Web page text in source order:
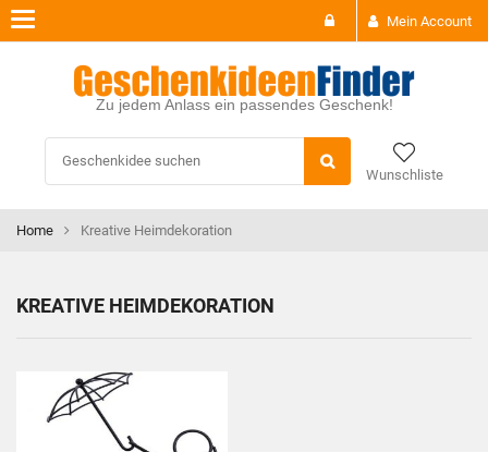
Mein Account
Zu jedem Anlass ein passendes Geschenk!
Wunschliste
Toggle
navigation
Home Kreative Heimdekoration
KREATIVE HEIMDEKORATION